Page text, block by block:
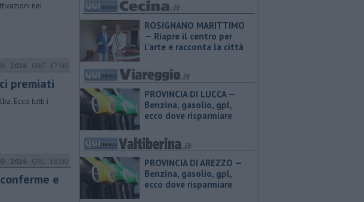
nei
2026 ORE 17:00
premiati
Ecco tutti i
2026 ORE 18:00
e
ROSIGNANO MARITTIMO
— Riapre il centro per
l'arte e racconta la città
PROVINCIA DI LUCCA — ​
Benzina, gasolio, gpl,
ecco dove risparmiare
PROVINCIA DI AREZZO — ​
Benzina, gasolio, gpl,
ecco dove risparmiare